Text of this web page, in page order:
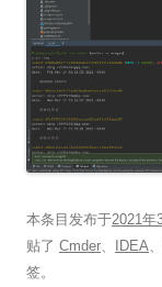
本条目发布于2021年
贴了 Cmder、 IDEA、
签。